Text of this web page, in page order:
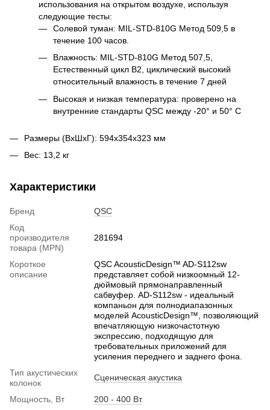
использования на открытом воздухе, используя
следующие тесты:
Солевой туман: MIL-STD-810G Метод 509,5 в
течение 100 часов.
Влажность: MIL-STD-810G Метод 507,5,
Естественный цикл B2, циклический высокий
относительный влажность в течение 7 дней
Высокая и низкая температура: проверено на
внутренние стандарты QSC между -20° и 50° C
Размеры (ВхШхГ): 594x354x323 мм
Вес: 13,2 кг
Характеристики
Бренд
QSC
Код
производителя
товара (MPN)
281694
Короткое
описание
QSC AcousticDesign™ AD-S112sw
представляет собой низкоомный 12-
дюймовый прямонаправленный
сабвуфер. AD-S112sw - идеальный
компаньон для полнодиапазонных
моделей AcousticDesign™, позволяющий
впечатляющую низкочастотную
экспрессию, подходящую для
требовательных приложений для
усиления переднего и заднего фона.
Тип акустических
колонок
Сценическая акустика
Мощность, Вт
200 - 400 Вт